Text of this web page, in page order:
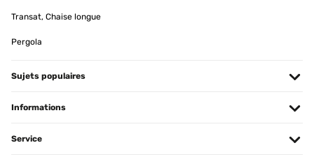
Traduire
Transat, Chaise longue
Pergola
Sujets populaires
Informations
Service